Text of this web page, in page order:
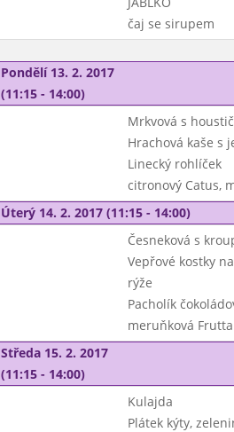
čaj se sirupem
Pondělí 13. 2. 2017
(11:15 - 14:00)
Mrkvová s
Hrachová kaše s
Linecký rohlíček
citronový Catus,
Úterý 14. 2. 2017 (11:15 - 14:00)
Česneková s
Vepřové kostky
rýže
Pacholík
meruňková
Středa 15. 2. 2017
(11:15 - 14:00)
Kulajda
Plátek kýty,